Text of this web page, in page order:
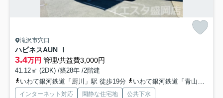
滝沢市穴口
ハピネスAUN Ⅰ
3.4万円 管理/共益費3,000円
41.12㎡ (2DK) /築28年 /2階建
いわて銀河鉄道「厨川」駅 徒歩19分
いわて銀河鉄道「青山」駅 徒歩46分
インターネット対応 閑静な住宅地 公共下水